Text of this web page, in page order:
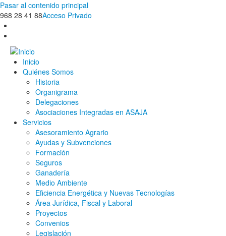
Pasar al contenido principal
968 28 41 88Acceso Privado
Inicio
Quiénes Somos
Historia
Organigrama
Delegaciones
Asociaciones Integradas en ASAJA
Servicios
Asesoramiento Agrario
Ayudas y Subvenciones
Formación
Seguros
Ganadería
Medio Ambiente
Eficiencia Energética y Nuevas Tecnologías
Área Jurídica, Fiscal y Laboral
Proyectos
Convenios
Legislación